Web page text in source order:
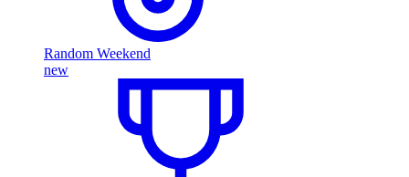
Random Weekend
new